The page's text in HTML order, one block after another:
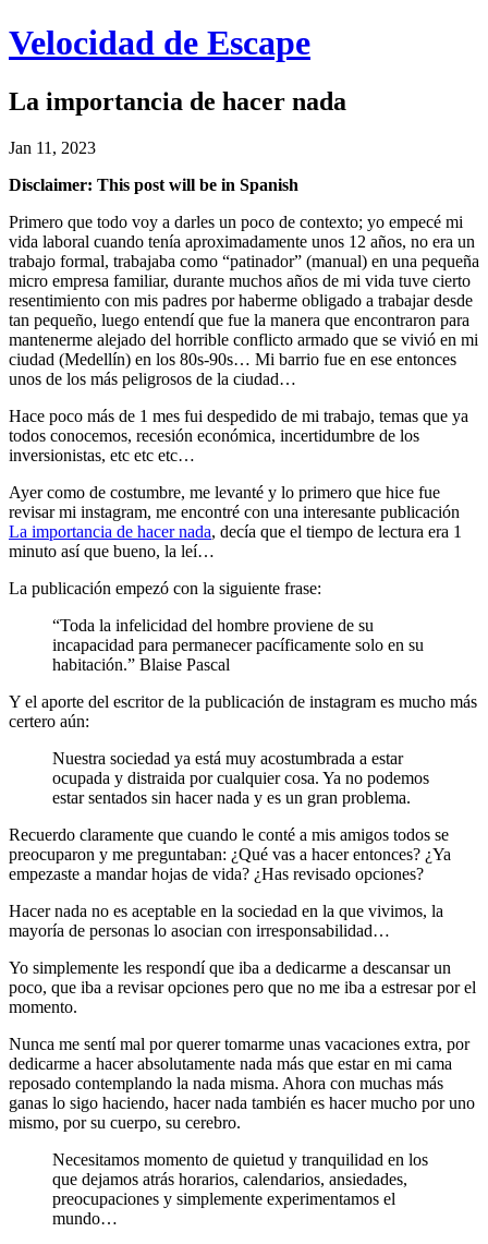
Velocidad de Escape
La importancia de hacer nada
Jan 11, 2023
Disclaimer: This post will be in Spanish
Primero que todo voy a darles un poco de contexto; yo empecé mi
vida laboral cuando tenía aproximadamente unos 12 años, no era un
trabajo formal, trabajaba como “patinador” (manual) en una pequeña
micro empresa familiar, durante muchos años de mi vida tuve cierto
resentimiento con mis padres por haberme obligado a trabajar desde
tan pequeño, luego entendí que fue la manera que encontraron para
mantenerme alejado del horrible conflicto armado que se vivió en mi
ciudad (Medellín) en los 80s-90s… Mi barrio fue en ese entonces
unos de los más peligrosos de la ciudad…
Hace poco más de 1 mes fui despedido de mi trabajo, temas que ya
todos conocemos, recesión económica, incertidumbre de los
inversionistas, etc etc etc…
Ayer como de costumbre, me levanté y lo primero que hice fue
revisar mi instagram, me encontré con una interesante publicación
La importancia de hacer nada, decía que el tiempo de lectura era 1
minuto así que bueno, la leí…
La publicación empezó con la siguiente frase:
“Toda la infelicidad del hombre proviene de su
incapacidad para permanecer pacíficamente solo en su
habitación.” Blaise Pascal
Y el aporte del escritor de la publicación de instagram es mucho más
certero aún:
Nuestra sociedad ya está muy acostumbrada a estar
ocupada y distraida por cualquier cosa. Ya no podemos
estar sentados sin hacer nada y es un gran problema.
Recuerdo claramente que cuando le conté a mis amigos todos se
preocuparon y me preguntaban: ¿Qué vas a hacer entonces? ¿Ya
empezaste a mandar hojas de vida? ¿Has revisado opciones?
Hacer nada no es aceptable en la sociedad en la que vivimos, la
mayoría de personas lo asocian con irresponsabilidad…
Yo simplemente les respondí que iba a dedicarme a descansar un
poco, que iba a revisar opciones pero que no me iba a estresar por el
momento.
Nunca me sentí mal por querer tomarme unas vacaciones extra, por
dedicarme a hacer absolutamente nada más que estar en mi cama
reposado contemplando la nada misma. Ahora con muchas más
ganas lo sigo haciendo, hacer nada también es hacer mucho por uno
mismo, por su cuerpo, su cerebro.
Necesitamos momento de quietud y tranquilidad en los
que dejamos atrás horarios, calendarios, ansiedades,
preocupaciones y simplemente experimentamos el
mundo…